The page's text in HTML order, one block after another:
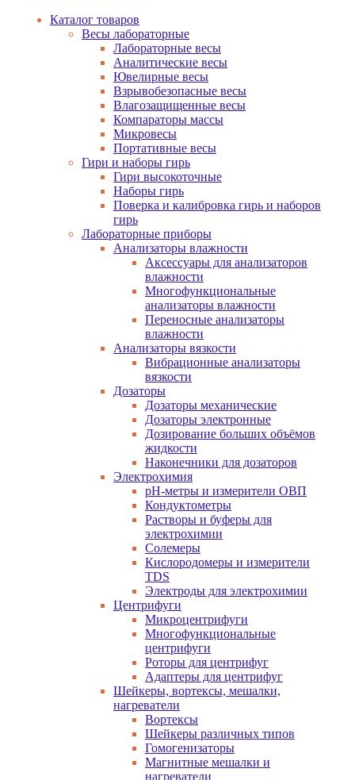
Каталог товаров
Весы лабораторные
Лабораторные весы
Аналитические весы
Ювелирные весы
Взрывобезопасные весы
Влагозащищенные весы
Компараторы массы
Микровесы
Портативные весы
Гири и наборы гирь
Гири высокоточные
Наборы гирь
Поверка и калибровка гирь и наборов
гирь
Лабораторные приборы
Анализаторы влажности
Аксессуары для анализаторов
влажности
Многофункциональные
анализаторы влажности
Переносные анализаторы
влажности
Анализаторы вязкости
Вибрационные анализаторы
вязкости
Дозаторы
Дозаторы механические
Дозаторы электронные
Дозирование больших объёмов
жидкости
Наконечники для дозаторов
Электрохимия
pH-метры и измерители ОВП
Кондуктометры
Растворы и буферы для
электрохимии
Солемеры
Кислородомеры и измерители
TDS
Электроды для электрохимии
Центрифуги
Микроцентрифуги
Многофункциональные
центрифуги
Роторы для центрифуг
Адаптеры для центрифуг
Шейкеры, вортексы, мешалки,
нагреватели
Вортексы
Шейкеры различных типов
Гомогенизаторы
Магнитные мешалки и
нагреватели